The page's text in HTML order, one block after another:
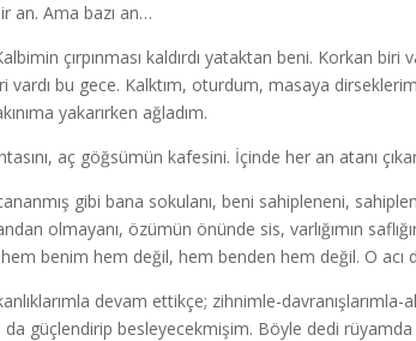
an. Ama bazı an…
çırpınması kaldırdı yataktan beni. Korkan biri
bu gece. Kalktım, oturdum, masaya
yakarırken ağladım.
aç göğsümün kafesini. İçinde her an atanı çıkar
gibi bana sokulanı, beni sahipleneni,
olmayanı, özümün önünde sis, varlığımın
hem benim hem değil, hem benden hem değil. O
devam ettikçe; zihnimle-davranışlarımla-
da güçlendirip besleyecekmişim. Böyle dedi